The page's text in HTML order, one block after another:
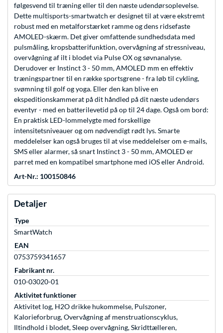
følgesvend til træning eller til den næste udendørsoplevelse.
Dette multisports-smartwatch er designet til at være ekstremt
robust med en metalforstærket ramme og dens ridsefaste
AMOLED-skærm. Det giver omfattende sundhedsdata med
pulsmåling, kropsbatterifunktion, overvågning af stressniveau,
overvågning af ilt i blodet via Pulse OX og søvnanalyse.
Derudover er Instinct 3 - 50 mm, AMOLED mm en effektiv
træningspartner til en række sportsgrene - fra løb til cykling,
svømning til golf og yoga. Eller den kan blive en
ekspeditionskammerat på dit håndled på dit næste udendørs
eventyr - med en batterilevetid på op til 24 dage. Også om bord:
En praktisk LED-lommelygte med forskellige
intensitetsniveauer og om nødvendigt rødt lys. Smarte
meddelelser kan også bruges til at vise meddelelser om e-mails,
SMS eller alarmer, så snart Instinct 3 - 50 mm, AMOLED er
parret med en kompatibel smartphone med iOS eller Android.
Art-Nr.: 100150846
Detaljer
Type
SmartWatch
EAN
0753759341657
Fabrikant nr.
010-03020-01
Aktivitet funktioner
Aktivitet log, H2O drikke hukommelse, Pulszoner,
Kalorieforbrug, Overvågning af menstruationscyklus,
Iltindhold i blodet, Sleep overvågning, Skridttælleren,